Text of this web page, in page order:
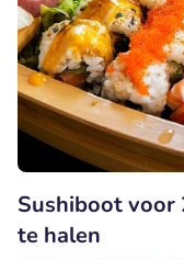
Sushiboot voor
te halen